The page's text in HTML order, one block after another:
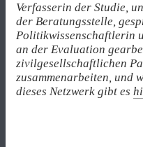
Verfasserin der Studie,
der Beratungsstelle,
Politikwissenschaftlerin
an der Evaluation
zivilgesellschaftlichen
zusammenarbeiten, und
dieses Netzwerk gibt es